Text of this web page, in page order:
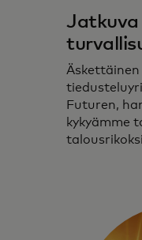
Futuren,
kykyämme